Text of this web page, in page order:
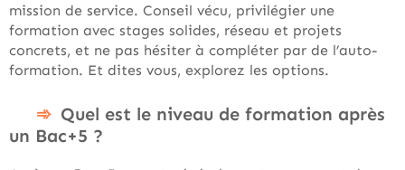
mission de service. Conseil vécu, privilégier une
formation avec stages solides, réseau et projets
concrets, et ne pas hésiter à compléter par de l’auto-
formation. Et dites vous, explorez les options.
Quel est le niveau de formation après
un Bac+5 ?